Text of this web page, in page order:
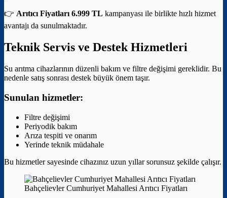
👉 Arıtıcı Fiyatları 6.999 TL kampanyası ile birlikte hızlı hizmet
avantajı da sunulmaktadır.
Teknik Servis ve Destek Hizmetleri
Su arıtma cihazlarının düzenli bakım ve filtre değişimi gereklidir. Bu
nedenle satış sonrası destek büyük önem taşır.
Sunulan hizmetler:
Filtre değişimi
Periyodik bakım
Arıza tespiti ve onarım
Yerinde teknik müdahale
Bu hizmetler sayesinde cihazınız uzun yıllar sorunsuz şekilde çalışır.
Bahçelievler Cumhuriyet Mahallesi Arıtıcı Fiyatları